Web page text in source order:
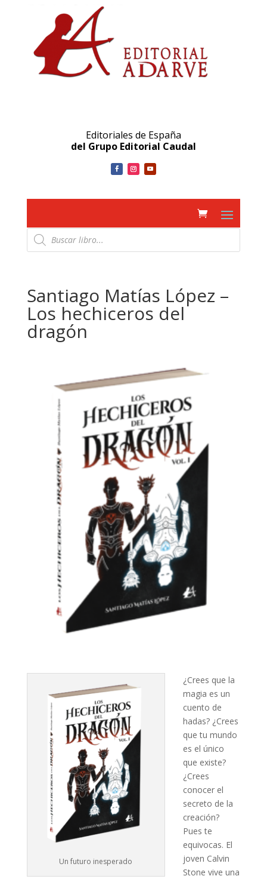
Editoriales de España
del Grupo Editorial Caudal
Búsqueda
de
productos
Santiago Matías López –
Los hechiceros del
dragón
Un futuro inesperado
¿Crees que la
magia es un
cuento de
hadas? ¿Crees
que tu mundo
es el único
que existe?
¿Crees
conocer el
secreto de la
creación?
Pues te
equivocas. El
joven Calvin
Stone vive una